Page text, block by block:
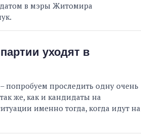
в мэры Житомира
уходят в
попробуем проследить одну очень
же, как и кандидаты на
именно тогда, когда идут на